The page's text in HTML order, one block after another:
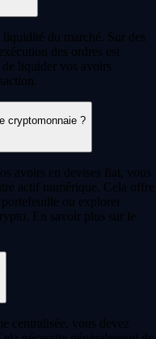
du marché. Sur des
des ordres est
liquider vos avoirs
cryptomonnaie ?
avoirs en devises fiat, vous
actif numérique. Cela offre
ou explorer
En savoir plus sur le
centralisée, vous devez